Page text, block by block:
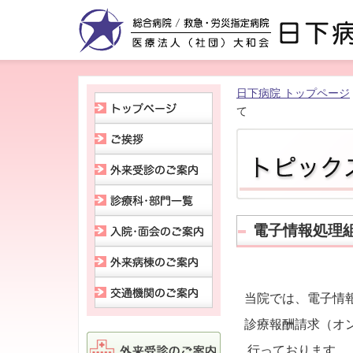
日下病院 トップページ
て
電子情報処理
当院では、電子情
診療報酬請求（オ
行っております。